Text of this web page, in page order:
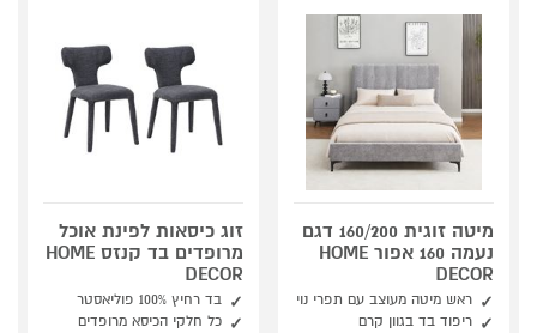
מיטה זוגית 160/200 דגם
נעמה 160 אפור HOME
DECOR
ראש מיטה מעוצב עם תפרי נוי
ריפוד בד בגוון קרם
זוג כיסאות לפינת אוכל
מרופדים בד קנזס HOME
DECOR
בד רחיץ 100% פוליאסטר
כל חלקי הכיסא מרופדים